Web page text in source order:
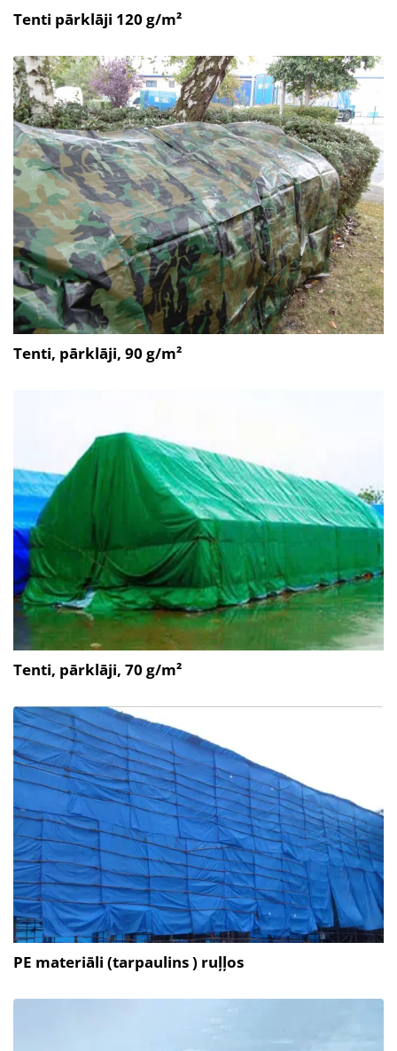
Tenti pārklāji 120 g/m²
Tenti, pārklāji, 90 g/m²
Tenti, pārklāji, 70 g/m²
PE materiāli (tarpaulins ) ruļļos